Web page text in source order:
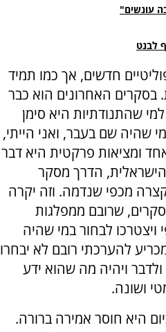
עונשים"
לבנט
חדשים, אך כמו תמיד
בסקרים האחרונים הוא כבר
שהתנודתיות היא סימן
שהיה שם בעבר, ואני הייתי,
ומציאות פרקטית היא דבר
הישראלית, הדרך מסקר
מכפי שנדמה. וזה יקרה
שרובם ממפלגות
ויצטרכו לבחור במי שהיה
להערכתי רובם לא יבחרו
ויהיה מה שהוא ידע
ושונה.
היא חוסר אמירה ברורה.